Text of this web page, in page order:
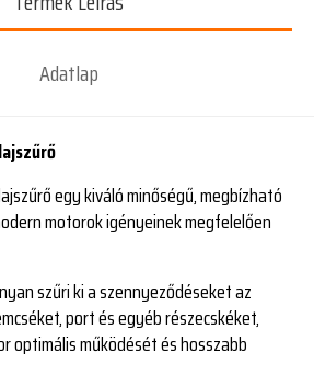
Adatlap
egy kiváló minőségű, megbízható
motorok igényeinek megfelelően
szűri ki a szennyeződéseket az
port és egyéb részecskéket,
optimális működését és hosszabb